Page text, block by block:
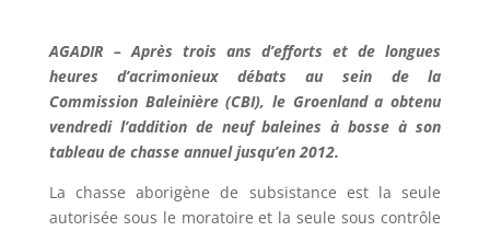
AGADIR – Après trois ans d’efforts et de longues
heures d’acrimonieux débats au sein de la
Commission Baleinière (CBI), le Groenland a obtenu
vendredi l’addition de neuf baleines à bosse à son
tableau de chasse annuel jusqu’en 2012.
La chasse aborigène de subsistance est la seule
autorisée sous le moratoire et la seule sous contrôle